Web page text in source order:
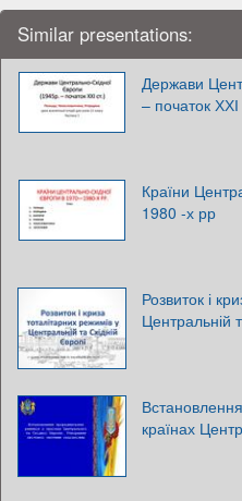
Similar presentations:
Держави
– початок ХХІ
Країни
1980 -х рр
Розвиток і
Центральній
країнах